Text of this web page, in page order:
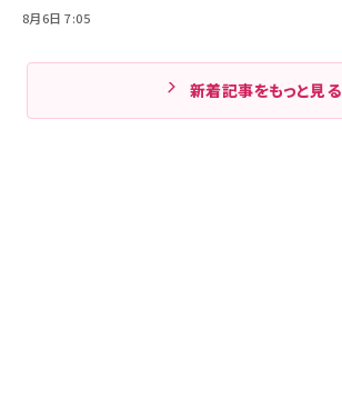
8月6日 7:05
新着記事をもっと見る